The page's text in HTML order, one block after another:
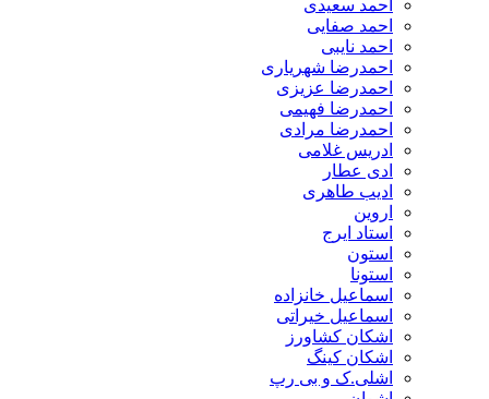
احمد سعیدی
احمد صفایی
احمد نایبی
احمدرضا شهریاری
احمدرضا عزیزی
احمدرضا فهیمی
احمدرضا مرادی
ادریس غلامی
ادی عطار
ادیب طاهری
اروین
استاد ایرج
استون
استونا
اسماعیل خانزاده
اسماعیل خیراتی
اشکان کشاورز
اشکان کینگ
اشلی.ک و بی رپ